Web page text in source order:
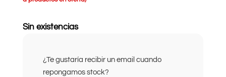
Sin existencias
¿Te gustaría recibir un email cuando
repongamos stock?